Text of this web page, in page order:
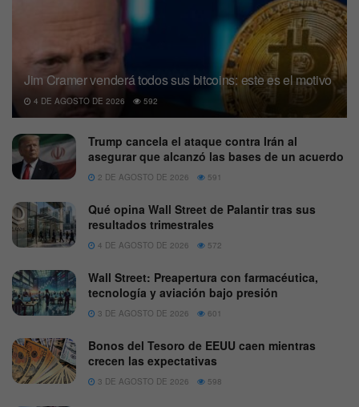
Jim Cramer venderá todos sus bitcoins: este es el motivo
4 DE AGOSTO DE 2026 592
Trump cancela el ataque contra Irán al
asegurar que alcanzó las bases de un acuerdo
2 DE AGOSTO DE 2026 591
Qué opina Wall Street de Palantir tras sus
resultados trimestrales
4 DE AGOSTO DE 2026 572
Wall Street: Preapertura con farmacéutica,
tecnología y aviación bajo presión
3 DE AGOSTO DE 2026 601
Bonos del Tesoro de EEUU caen mientras
crecen las expectativas
3 DE AGOSTO DE 2026 598